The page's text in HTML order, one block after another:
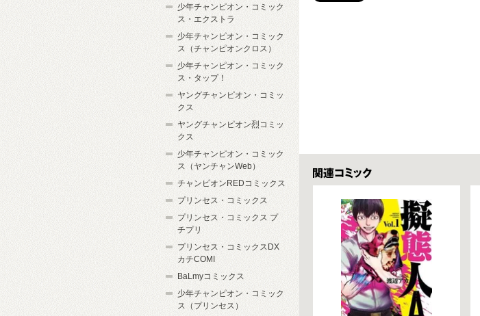
関連コミックス
少年チャンピオン・コミック
ス・エクストラ
少年チャンピオン・コミック
ス（チャンピオンクロス）
少年チャンピオン・コミック
ス・タップ！
ヤングチャンピオン・コミッ
クス
ヤングチャンピオン烈コミッ
クス
少年チャンピオン・コミック
ス（ヤンチャンWeb）
チャンピオンREDコミックス
プリンセス・コミックス
プリンセス・コミックス プ
チプリ
プリンセス・コミックスDX
カチCOMI
BaLmyコミックス
少年チャンピオン・コミック
ス（プリンセス）